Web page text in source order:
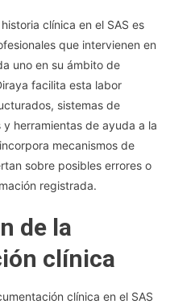
clínica en el SAS es
que intervienen en
uno en su ámbito de
facilita esta labor
sistemas de
herramientas de ayuda a la
mecanismos de
sobre posibles errores o
registrada.
de la
clínica
clínica en el SAS